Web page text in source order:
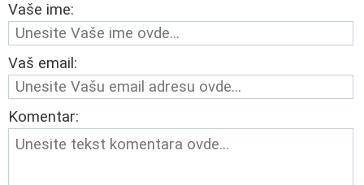
Vaše ime:
Vaš email:
Komentar: